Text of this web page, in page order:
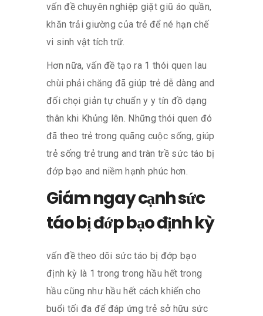
vấn đề chuyên nghiệp giặt giũ áo quần,
khăn trải giường của trẻ để né hạn chế
vi sinh vật tích trữ.
Hơn nữa, vấn đề tạo ra 1 thói quen lau
chùi phải chăng đã giúp trẻ dễ dàng and
đối chọi giản tự chuẩn y y tín đồ dạng
thân khi Khủng lên. Những thói quen đó
đã theo trẻ trong quãng cuộc sống, giúp
trẻ sống trẻ trung and tràn trề sức táo bị
đớp bạo and niềm hạnh phúc hơn.
Giám ngay cạnh sức
táo bị đớp bạo định kỳ
vấn đề theo dõi sức táo bị đớp bạo
định kỳ là 1 trong trong hầu hết trong
hầu cũng như hầu hết cách khiến cho
buổi tối đa để đáp ứng trẻ sở hữu sức